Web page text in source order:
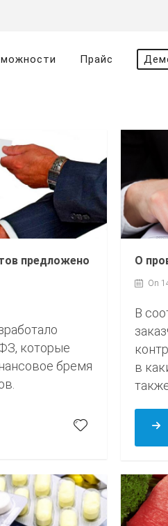
Прайс
предложено
которые
бремя
О
On
В
в